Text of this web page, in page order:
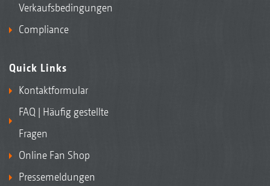
Verkaufsbedingungen
Compliance
Quick Links
Kontaktformular
FAQ | Häufig gestellte
Fragen
Online Fan Shop
Pressemeldungen